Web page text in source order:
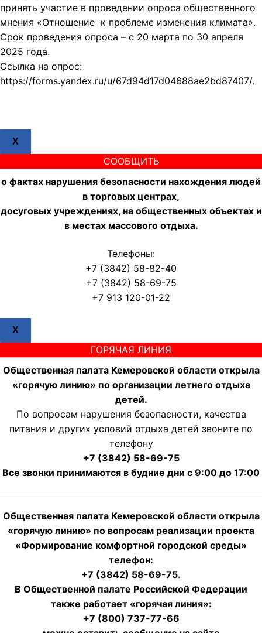
принять участие в проведении опроса общественного
мнения «Отношение к проблеме изменения климата».
Срок проведения опроса – с 20 марта по 30 апреля
2025 года.
Ссылка на опрос:
https://forms.yandex.ru/u/67d94d17d04688ae2bd87407/.
X
СООБЩИТЬ
о фактах нарушения безопасности нахождения людей
в торговых центрах,
досуговых учреждениях, на общественных объектах и
в местах массового отдыха.
Телефоны:
+7 (3842) 58-82-40
+7 (3842) 58-69-75
+7 913 120-01-22
X
ГОРЯЧАЯ ЛИНИЯ
Общественная палата Кемеровской области открыла
«горячую линию» по организации летнего отдыха
детей.
По вопросам нарушения безопасности, качества
питания и других условий отдыха детей звоните по
телефону
+7 (3842) 58-69-75
Все звонки принимаются в будние дни с 9:00 до 17:00
Общественная палата Кемеровской области открыла
«горячую линию» по вопросам реализации проекта
«Формирование комфортной городской среды»
телефон:
+7 (3842) 58-69-75.
В Общественной палате Российской Федерации
также работает «горячая линия»:
+7 (800) 737-77-66